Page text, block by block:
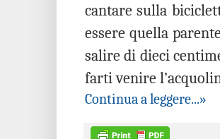
cantare sulla
essere quella
salire di dieci
farti venire
Continua a leggere...»